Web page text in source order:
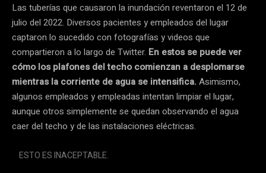
Las tuberías que causaron la inundación reventaron el 12 de
julio del 2022. Diversos pacientes y empleados del lugar
captaron lo sucedido con fotografías y videos que
compartieron a lo largo de Twitter. En estos se puede ver
cómo los plafones del techo comienzan a desplomarse
mientras la corriente de agua se intensifica. Asimismo,
algunos empleados y empleadas intentan limpiar el lugar,
aunque otros simplemente se quedan observando el agua
caer del techo y de las instalaciones eléctricas.
ESTO ES INACEPTABLE.